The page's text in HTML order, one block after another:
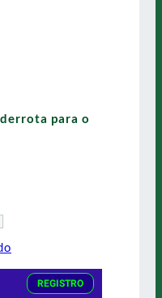
para o